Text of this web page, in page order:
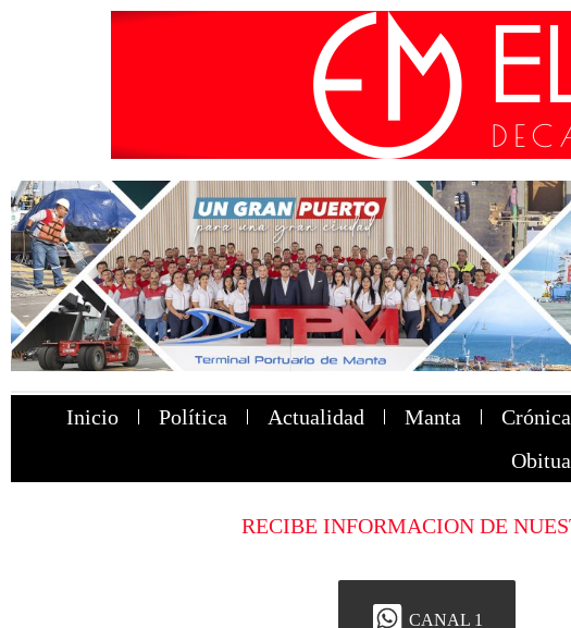
Inicio Política Actualidad Manta Crónica
RECIBE INFORMACION DE
CANAL 1